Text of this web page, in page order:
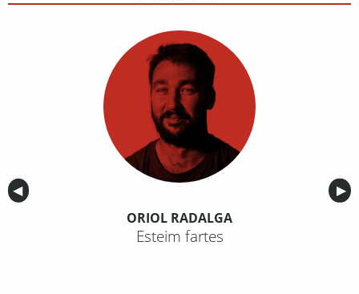
Anterior
◀︎ ▶︎
ORIOL RADALGA
Esteim fartes